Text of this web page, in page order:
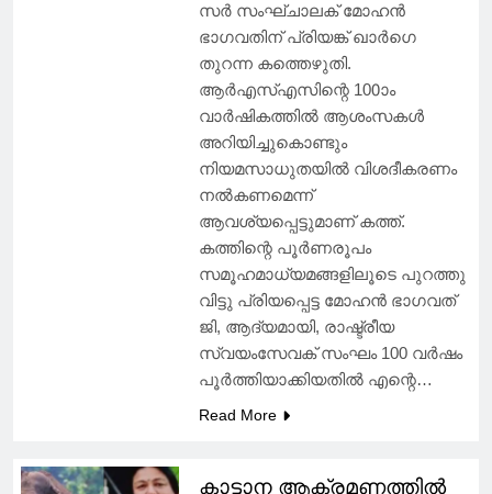
സര്‍ സംഘ്ചാലക് മോഹന്‍
ഭാഗവതിന് പ്രിയങ്ക് ഖാര്‍ഗെ
തുറന്ന കത്തെഴുതി.
ആര്‍എസ്എസിന്റെ 100ാം
വാര്‍ഷികത്തില്‍ ആശംസകള്‍
അറിയിച്ചുകൊണ്ടും
നിയമസാധുതയില്‍ വിശദീകരണം
നല്‍കണമെന്ന്
ആവശ്യപ്പെട്ടുമാണ് കത്ത്.
കത്തിന്റെ പൂര്‍ണരൂപം
സമൂഹമാധ്യമങ്ങളിലൂടെ പുറത്തു
വിട്ടു പ്രിയപ്പെട്ട മോഹന്‍ ഭാഗവത്
ജി, ആദ്യമായി, രാഷ്ട്രീയ
സ്വയംസേവക് സംഘം 100 വര്‍ഷം
പൂര്‍ത്തിയാക്കിയതില്‍ എന്റെ…
Read More
കാട്ടാന ആക്രമണത്തിൽ